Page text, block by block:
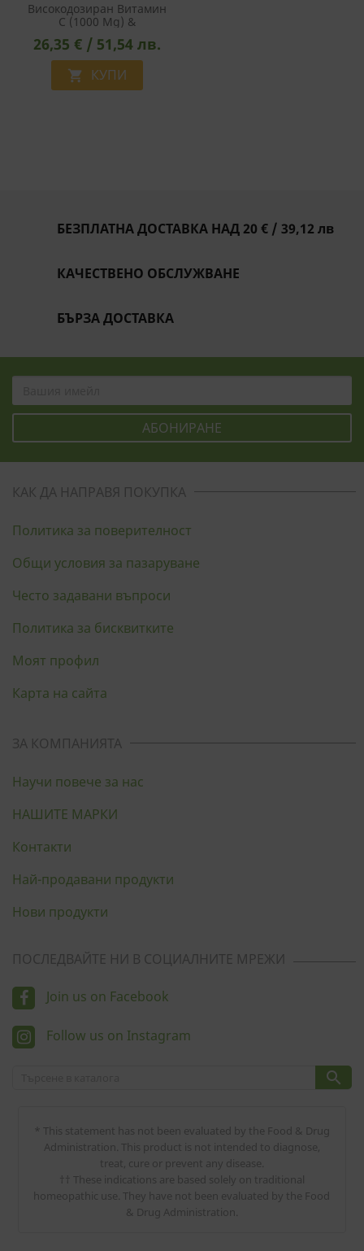
Високодозиран Витамин
С (1000 Mg) &
Биофлавоноиди -
Антиоксидант И
Имуностимулатор, 100
Капсули
26,35 € / 51,54 лв.
 КУПИ
БЕЗПЛАТНА ДОСТАВКА НАД 20 € / 39,12 лв
КАЧЕСТВЕНО ОБСЛУЖВАНЕ
БЪРЗА ДОСТАВКА
КАК ДА НАПРАВЯ ПОКУПКА
Политика за поверителност
Общи условия за пазаруване
Често задавани въпроси
Политика за бисквитките
Моят профил
Карта на сайта
ЗА КОМПАНИЯТА
Научи повече за нас
НАШИТЕ МАРКИ
Контакти
Най-продавани продукти
Нови продукти
ПОСЛЕДВАЙТЕ НИ В СОЦИАЛНИТЕ МРЕЖИ
Join us on Facebook
Follow us on Instagram

* This statement has not been evaluated by the Food & Drug
Administration. This product is not intended to diagnose,
treat, cure or prevent any disease.
†† These indications are based solely on traditional
homeopathic use. They have not been evaluated by the Food
& Drug Administration.